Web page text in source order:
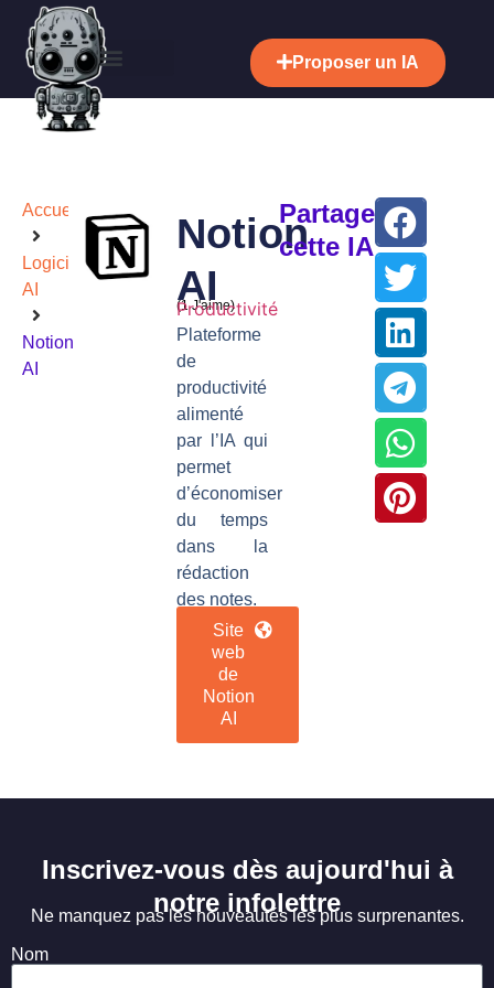
Proposer un IA
Accueil
Logiciels
AI
Notion
AI
Notion
AI
(1J'aime)
Productivité
Plateforme
de
productivité
alimenté
par l’IA qui
permet
d’économiser
du temps
dans la
rédaction
des notes.
Site
web
de
Notion
AI
Partager
cette IA
Inscrivez-vous dès aujourd'hui à
notre infolettre
Ne manquez pas les nouveautés les plus surprenantes.
Nom